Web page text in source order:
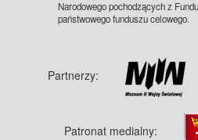
Narodowego pochodzących z
państwowego funduszu celowego.
Partnerzy:
Patronat medialny: